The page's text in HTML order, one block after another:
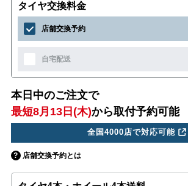
タイヤ交換料金
店舗交換予約
自宅配送
本日中のご注文で
最短8月13日(木)から取付予約可能
全国4000店で対応可能
店舗交換予約とは